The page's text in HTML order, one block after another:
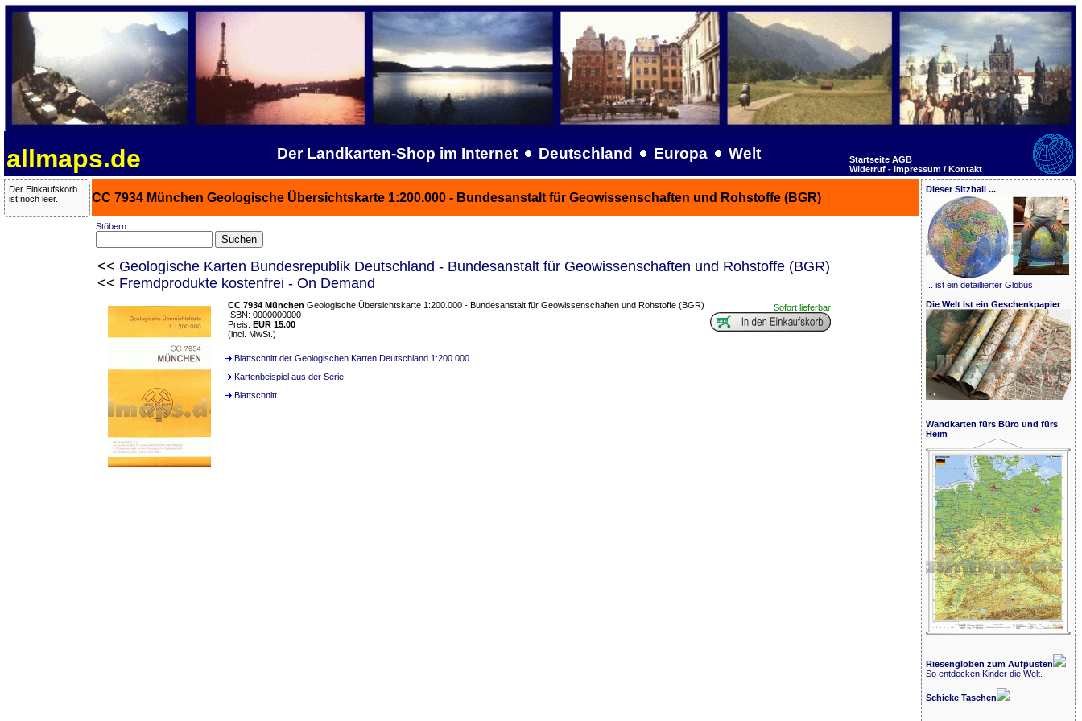
allmaps.de Der Landkarten-Shop im Internet Deutschland Europa Welt Startseite AGB
Widerruf - Impressum / Kontakt
Der Einkaufskorb
ist noch leer.
CC 7934 München Geologische Übersichtskarte 1:200.000 - Bundesanstalt für Geowissenschaften und Rohstoffe (BGR)
Stöbern
<< Geologische Karten Bundesrepublik Deutschland - Bundesanstalt für Geowissenschaften und Rohstoffe (BGR)
<< Fremdprodukte kostenfrei - On Demand
CC 7934 München Geologische Übersichtskarte 1:200.000 - Bundesanstalt für Geowissenschaften und Rohstoffe (BGR)
ISBN: 0000000000
Preis: EUR 15.00
(incl. MwSt.)
Sofort lieferbar
Blattschnitt der Geologischen Karten Deutschland 1:200.000
Kartenbeispiel aus der Serie
Blattschnitt
Dieser Sitzball ...
... ist ein detaillierter Globus
Die Welt ist ein Geschenkpapier
Wandkarten fürs Büro und fürs
Heim
Riesengloben zum Aufpusten
So entdecken Kinder die Welt.
Schicke Taschen